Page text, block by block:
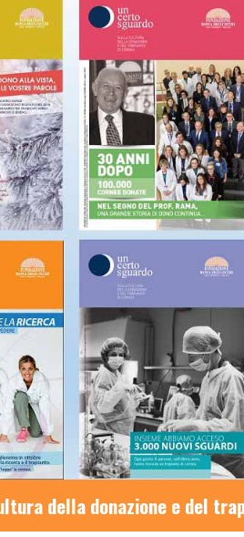
della donazione e del